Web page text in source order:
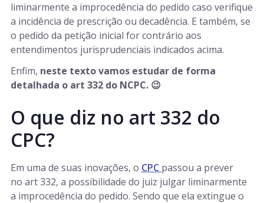
liminarmente a improcedência do pedido caso verifique
a incidência de prescrição ou decadência. E também, se
o pedido da petição inicial for contrário aos
entendimentos jurisprudenciais indicados acima.
Enfim, neste texto vamos estudar de forma
detalhada o art 332 do NCPC. 😉
O que diz no art 332 do
CPC?
Em uma de suas inovações, o CPC passou a prever
no art 332, a possibilidade do juiz julgar liminarmente
a improcedência do pedido. Sendo que ela extingue o